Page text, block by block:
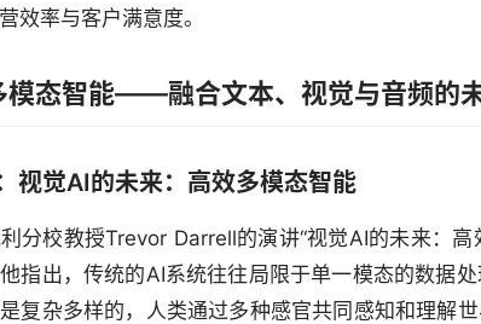
效率与客户满意度。
模态智能——融合文本、视觉与音频的
视觉AI的未来：高效多模态智能
分校教授Trevor Darrell的演讲“视觉AI的未来：高
指出，传统的AI系统往往局限于单一模态的数据
复杂多样的，人类通过多种感官共同感知和理解